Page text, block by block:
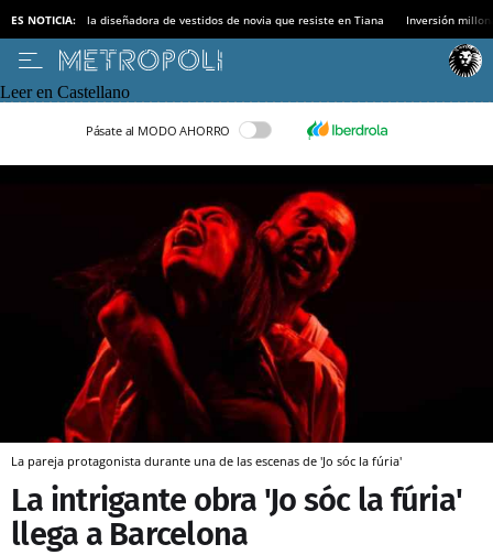
ES NOTICIA: la diseñadora de vestidos de novia que resiste en Tiana Inversión
Leer en Castellano
Pásate al MODO AHORRO
La pareja protagonista durante una de las escenas de 'Jo sóc la fúria'
La intrigante obra 'Jo sóc la fúria'
llega a Barcelona